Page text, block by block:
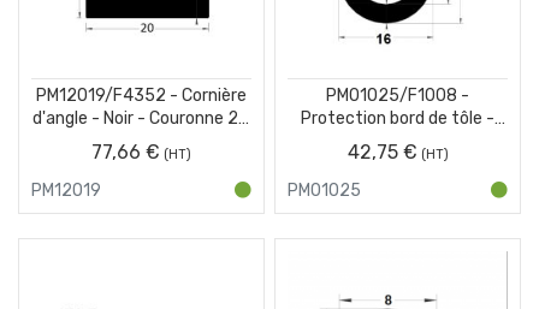
PM12019/F4352 - Cornière
d'angle - Noir - Couronne 25
m
77,66 €
PM12019
PM01025/F1008 -
Protection bord de tôle -
Noir - Couronne 10 m
42,75 €
PM01025